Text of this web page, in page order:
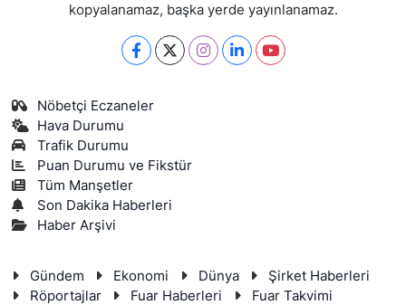
kopyalanamaz, başka yerde yayınlanamaz.
Nöbetçi Eczaneler
Hava Durumu
Trafik Durumu
Puan Durumu ve Fikstür
Tüm Manşetler
Son Dakika Haberleri
Haber Arşivi
Gündem Ekonomi Dünya
Şirket Haberleri
Röportajlar
Fuar Haberleri Fuar Takvimi